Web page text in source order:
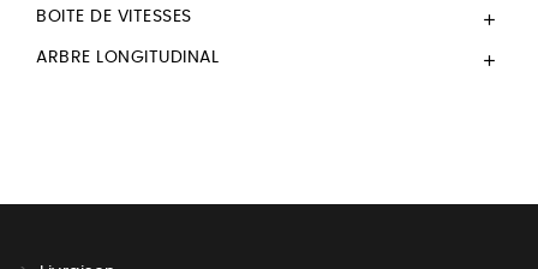
BOITE DE VITESSES 
ARBRE LONGITUDINAL 